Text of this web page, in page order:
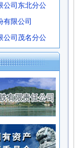
备有限公司
限公司
限公司
厂
公司
有限公司
工程处
公司东北分公
有限公司
公司茂名分公
司